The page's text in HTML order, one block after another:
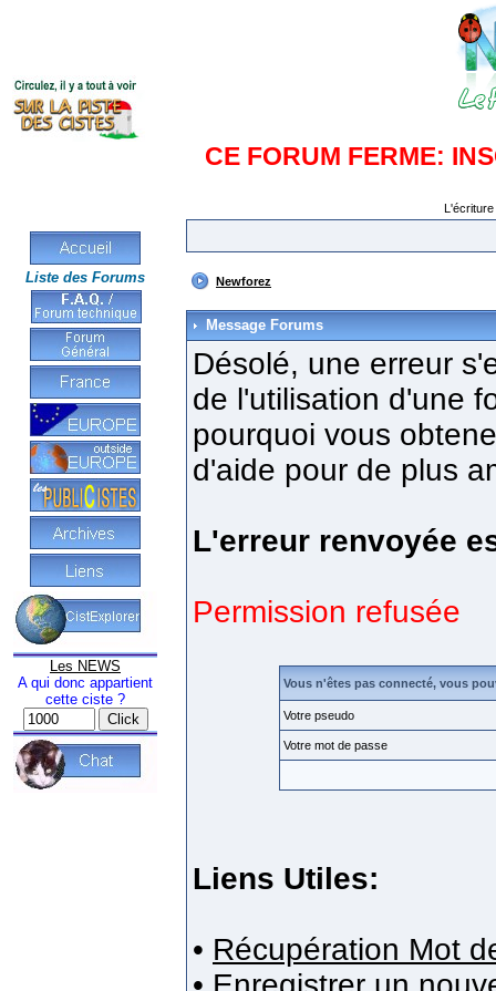
CE FORUM FERME:
Liste des Forums
Les NEWS
A qui donc appartient
cette ciste ?
Newforez
Message Forums
Désolé, une erreur
de l'utilisation d'une
pourquoi vous
d'aide pour de plus
L'erreur renvoyée
Permission refusée
Vous n'êtes pas connecté, vous
Votre pseudo
Votre mot de passe
Liens Utiles:
• Récupération Mot